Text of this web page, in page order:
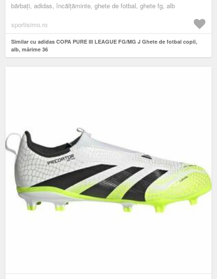
bărbați, adidas, încălțăminte, ghete de fotbal, ghete fg, alb
sportisimo.ro
Similar cu adidas COPA PURE III LEAGUE FG/MG J Ghete de fotbal copii,
alb, mărime 36